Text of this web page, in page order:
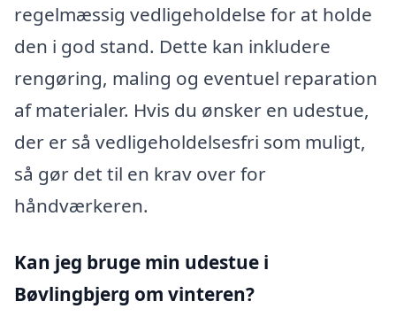
regelmæssig vedligeholdelse for at holde
den i god stand. Dette kan inkludere
rengøring, maling og eventuel reparation
af materialer. Hvis du ønsker en udestue,
der er så vedligeholdelsesfri som muligt,
så gør det til en krav over for
håndværkeren.
Kan jeg bruge min udestue i
Bøvlingbjerg om vinteren?